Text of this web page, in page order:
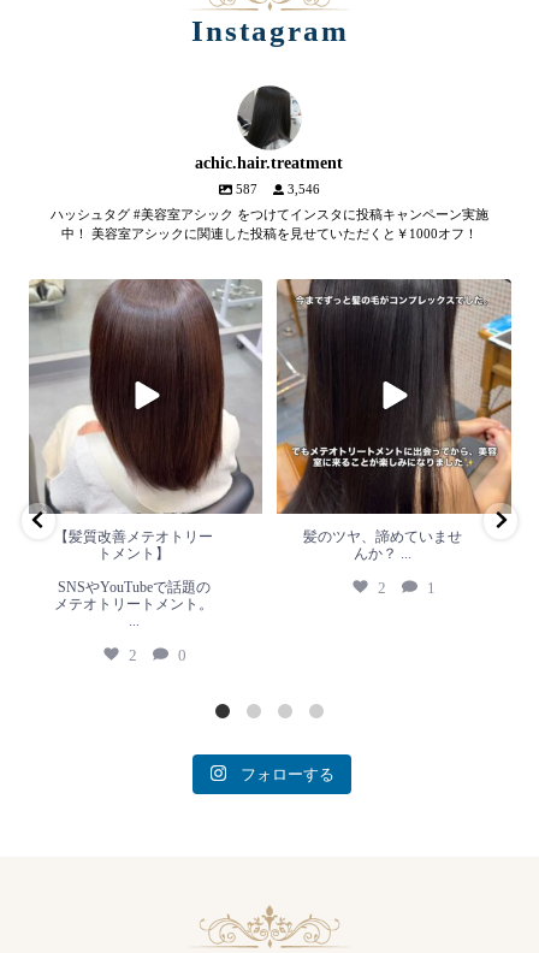
Instagram
achic.hair.treatment
587
3,546
ハッシュタグ #美容室アシック をつけてインスタに投稿キャンペーン実施
中！ 美容室アシックに関連した投稿を見せていただくと￥1000オフ！
【髪質改善メテオトリートメン
SNSやYouTubeで話題のメテオト
リートメント。
2 0
【髪質改善メテオトリー
トメント】
SNSやYouTubeで話題の
メテオトリートメント。
2 0
髪のツヤ、諦めていません
1
髪のツヤ、諦めていませ
んか？
2 1
フォローする